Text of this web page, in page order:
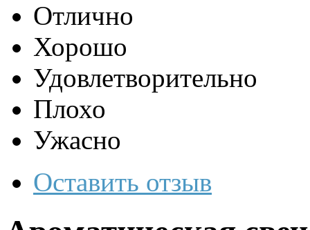
Отлично
Хорошо
Удовлетворительно
Плохо
Ужасно
Оставить отзыв